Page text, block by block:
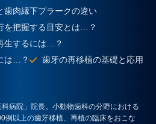
歯肉縁下プラークの違い
を把握する目安とは…？
生するには…？
は…？
歯牙の再移植の基礎と応用
病院」院長。小動物歯科の分野における
例以上の歯牙移植、再植の臨床をおこな